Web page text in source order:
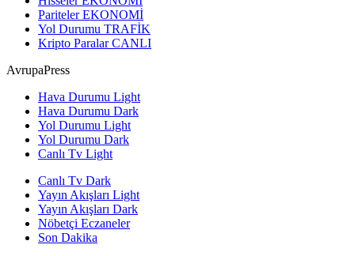
ParitelerEKONOMİ
Yol Durumu TRAFİK
Kripto ParalarCANLI
AvrupaPress
Hava Durumu Light
Hava Durumu Dark
Yol Durumu Light
Yol Durumu Dark
Canlı Tv Light
Canlı Tv Dark
Yayın Akışları Light
Yayın Akışları Dark
Nöbetçi Eczaneler
Son Dakika